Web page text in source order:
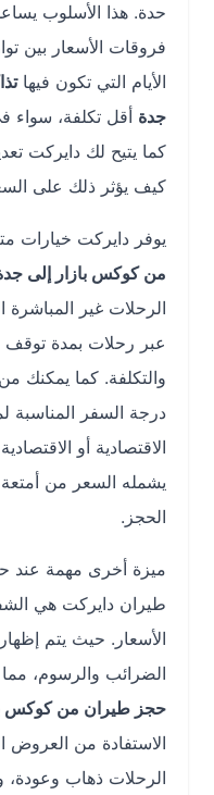
حدة. هذا الأسلوب يساعد
فروقات الأسعار بين تواريخ
الأيام التي تكون فيهاتذاكر
أقل تكلفة، سواء في
كما يتيح لك دايركت تعديل
كيف يؤثر ذلك على السعر
يوفر دايركت خيارات متعددة
من كوكس بازار إلى جدة
الرحلات غير المباشرة التي
عبر رحلات بمدة توقف
والتكلفة. كما يمكنك من
درجة السفر المناسبة
الاقتصادية أو الاقتصادية
يشمله السعر من أمتعة
الحجز.
ميزة أخرى مهمة عند حجز
طيران دايركت هي
الأسعار. حيث يتم إظهار
الضرائب والرسوم، مما يمنحك
حجز طيران من كوكس بازار
الاستفادة من العروض
الرحلات ذهاب وعودة،